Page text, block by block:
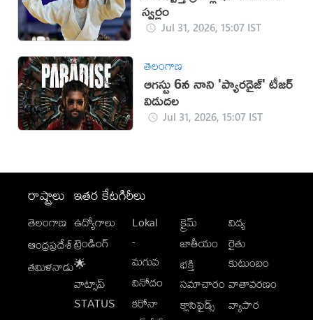
స్వర్ణం
Jul 31, 2026, 15:07 IST
తెలంగాణ
ఆగస్టు 6న నాని 'ప్యారడైజ్' టీజర్
విడుదల
Jul 31, 2026, 15:07 IST
రాష్ట్రాలు
తెలంగాణ
ఆంధ్రప్రదేశ్
తమిళనాడు
ఇతర కేటగిరీలు
ఉద్యోగాలు
ట్రెండింగ్
🌟
వాట్సాప్
STATUS
Lokal
-
మగువ
వినోదం
కరోనా
క్రైమ్
జాతీయం
భక్తి
సమాచారం
క్లాసిఫైడ్స్
విద్య
రైతు
కుటుంబం
వాతావరణం
వ్యాపార